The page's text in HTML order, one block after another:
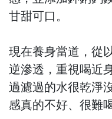
甘甜可口。
現在養身當道，從
逆滲透，重視喝近
過濾過的水很乾淨
感真的不好、很難喝